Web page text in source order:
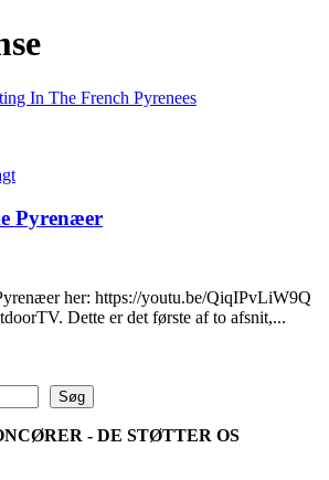
Pyrenæer
her: https://youtu.be/QiqIPvLiW9Q
Dette er det første af to afsnit,...
Søg
- DE STØTTER OS